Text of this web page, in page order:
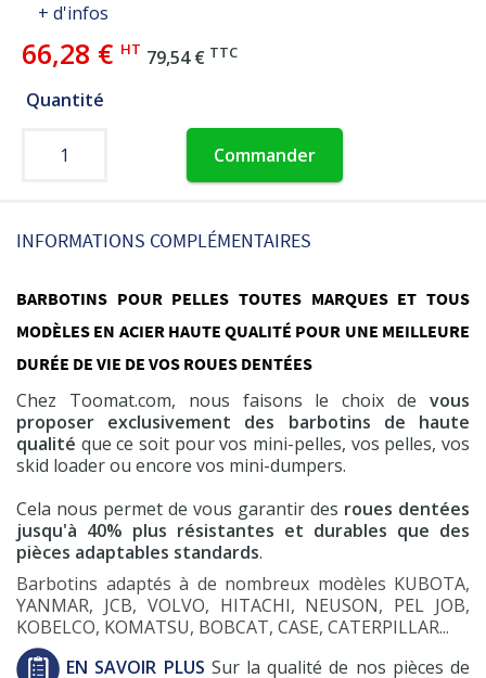
+ d'infos
66,28 € HT 79,54 € TTC
Quantité
Commander
INFORMATIONS COMPLÉMENTAIRES
BARBOTINS POUR PELLES TOUTES MARQUES ET TOUS
MODÈLES EN ACIER HAUTE QUALITÉ POUR UNE MEILLEURE
DURÉE DE VIE DE VOS ROUES DENTÉES
Chez Toomat.com, nous faisons le choix de vous
proposer exclusivement des barbotins de haute
qualité que ce soit pour vos mini-pelles, vos pelles, vos
skid loader ou encore vos mini-dumpers.
Cela nous permet de vous garantir des roues dentées
jusqu'à 40% plus résistantes et durables que des
pièces adaptables standards.
Barbotins adaptés à de nombreux modèles KUBOTA,
YANMAR, JCB, VOLVO, HITACHI, NEUSON, PEL JOB,
KOBELCO, KOMATSU, BOBCAT, CASE, CATERPILLAR...
EN SAVOIR PLUS Sur la qualité de nos pièces de